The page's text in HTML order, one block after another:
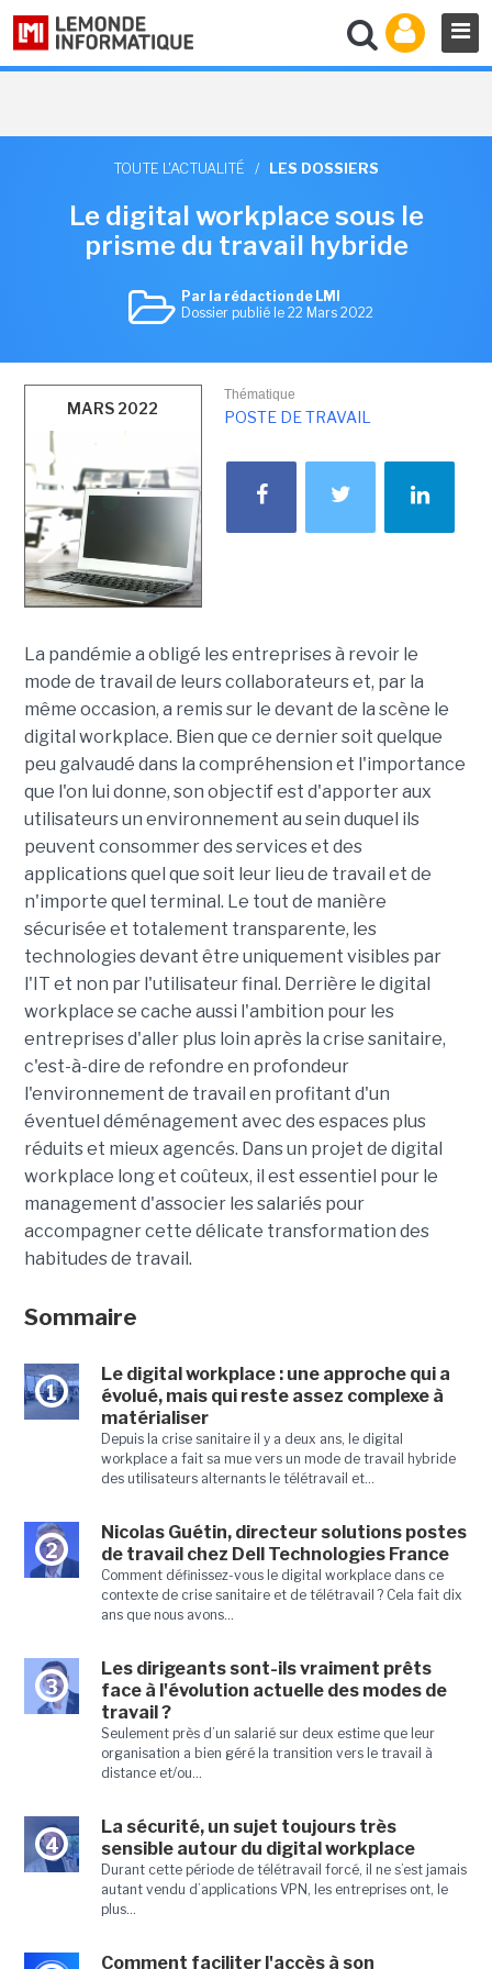
TOUTE L'ACTUALITÉ / LES DOSSIERS
Le digital workplace sous le
prisme du travail hybride
Par la rédaction de LMI
Dossier publié le 22 Mars 2022
MARS 2022
Thématique
POSTE DE TRAVAIL
La pandémie a obligé les entreprises à revoir le
mode de travail de leurs collaborateurs et, par la
même occasion, a remis sur le devant de la scène le
digital workplace. Bien que ce dernier soit quelque
peu galvaudé dans la compréhension et l'importance
que l'on lui donne, son objectif est d'apporter aux
utilisateurs un environnement au sein duquel ils
peuvent consommer des services et des
applications quel que soit leur lieu de travail et de
n'importe quel terminal. Le tout de manière
sécurisée et totalement transparente, les
technologies devant être uniquement visibles par
l'IT et non par l'utilisateur final. Derrière le digital
workplace se cache aussi l'ambition pour les
entreprises d'aller plus loin après la crise sanitaire,
c'est-à-dire de refondre en profondeur
l'environnement de travail en profitant d'un
éventuel déménagement avec des espaces plus
réduits et mieux agencés. Dans un projet de digital
workplace long et coûteux, il est essentiel pour le
management d'associer les salariés pour
accompagner cette délicate transformation des
habitudes de travail.
Sommaire
1
Le digital workplace : une approche qui a
évolué, mais qui reste assez complexe à
matérialiser
Depuis la crise sanitaire il y a deux ans, le digital
workplace a fait sa mue vers un mode de travail hybride
des utilisateurs alternants le télétravail et...
2
Nicolas Guétin, directeur solutions postes
de travail chez Dell Technologies France
Comment définissez-vous le digital workplace dans ce
contexte de crise sanitaire et de télétravail ? Cela fait dix
ans que nous avons...
3
Les dirigeants sont-ils vraiment prêts
face à l'évolution actuelle des modes de
travail ?
Seulement près d’un salarié sur deux estime que leur
organisation a bien géré la transition vers le travail à
distance et/ou...
4
La sécurité, un sujet toujours très
sensible autour du digital workplace
Durant cette période de télétravail forcé, il ne s’est jamais
autant vendu d’applications VPN, les entreprises ont, le
plus...
Comment faciliter l'accès à son